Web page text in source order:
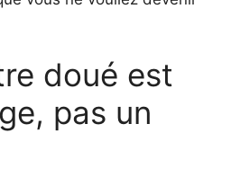
doué est
pas un